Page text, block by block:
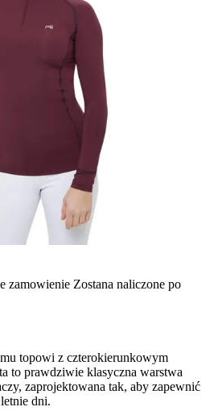
zamowienie Zostana naliczone po
topowi z czterokierunkowym
to prawdziwie klasyczna warstwa
zaprojektowana tak, aby zapewnić
dni.